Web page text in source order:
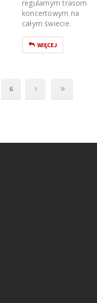
regularnym trasom
koncertowym na
całym świecie.
WIĘCEJ
6